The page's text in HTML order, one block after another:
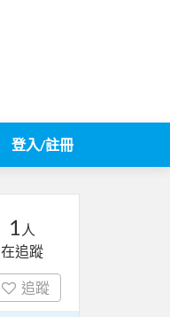
登入/註冊
1 人
在追蹤
追蹤